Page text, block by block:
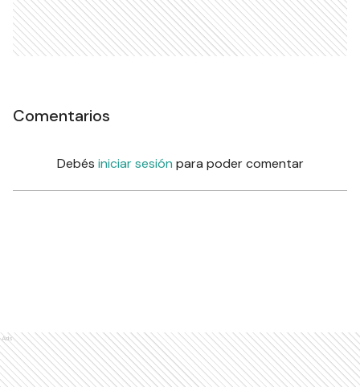
Comentarios
Debés iniciar sesión para poder comentar
Ads